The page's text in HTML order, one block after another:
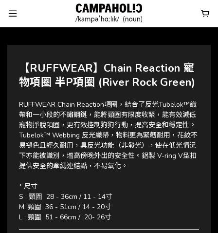
【RUFFWEAR】Chain Reaction 寵
物項圈 半P項圈 (River Rock Green)
RUFFWEAR Chain Reaction項圈，結合了反光Tubelok™織
帶和一小段的不鏽鋼鏈，能將頸圈有限度收緊，能有效減低
寵物掙脫項圈，更有效控制狗狗行動，提高安全和穩定性。
Tubelok™ Webbing 反光織帶，物料更為緊韌耐用，花紋不
易褪色且經久耐用，具反光功能（非發光），使在低光情況
下亦能被識別，增高傍晚外出的安全性。鋁製 V-ring V型扣
提供安全的牽繩連結點，不易氧化。
* 尺寸
S : 頸圍  28 - 36cm / 11 - 14寸
M: 頸圍  36 - 51cm / 14 - 20寸
L : 頸圍  51 - 66cm /  20- 26寸